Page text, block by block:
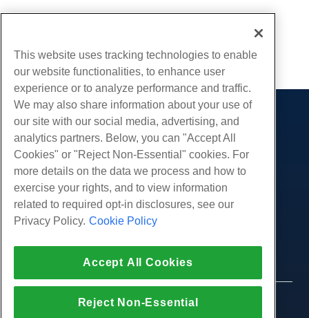
Kopiëren URL
Producten
Web hosting
Zakelijke hosting
White Label-wederverkoper
Beheerde Linux VPS
Onbeheerde Windows VPS
Cloud Servers
Load Balancers
Diensten
Website-migraties
Gemeenschap
Productdocumentatie
Tutorials
Bedrijf
Over ons
Neem contact op
druk op
Affiliate-programma
Politie
Partnerovereenkomst
Ondersteuning
Live chat met ons
Open een ondersteuningskaartje
© 2010-2026 Hostwinds, een HostPapa Inc. bedrijf.
This website uses tracking technologies to enable
our website functionalities, to enhance user
experience or to analyze performance and traffic.
We may also share information about your use of
our site with our social media, advertising, and
analytics partners. Below, you can "Accept All
Cookies" or "Reject Non-Essential" cookies. For
more details on the data we process and how to
exercise your rights, and to view information
related to required opt-in disclosures, see our
Privacy Policy. Cookie Policy
Accept All Cookies
Reject Non-Essential